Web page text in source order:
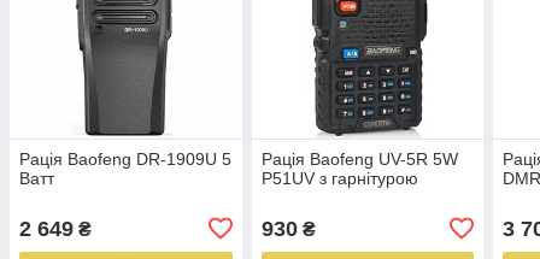
Рація Baofeng DR-1909U 5
Ватт
2 649 ₴
Рація Baofeng UV-5R 5W
P51UV з гарнітурою
930₴ 3